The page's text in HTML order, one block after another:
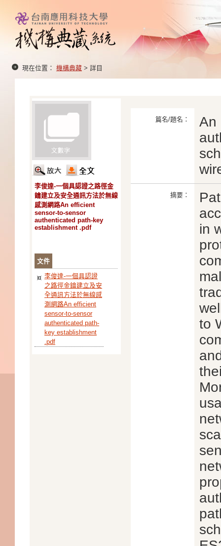
現在位置： 機構典藏 > 詳目
李俊達-一個具認證之路徑金
鑰建立及安全通訊方法於無線
感測網路An efficient
sensor-to-sensor
authenticated path-key
establishment .pdf
文件
李俊達-一個具認證
之路徑金鑰建立及安
全通訊方法於無線感
測網路An efficient
sensor-to-sensor
authenticated path-
key establishment
.pdf
篇名/題名：
An
摘要：
in
to